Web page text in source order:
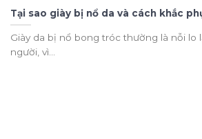
Tại sao giày bị nổ da và cách khắc
Giày da bị nổ bong tróc thường là nỗi lo
người, vì...